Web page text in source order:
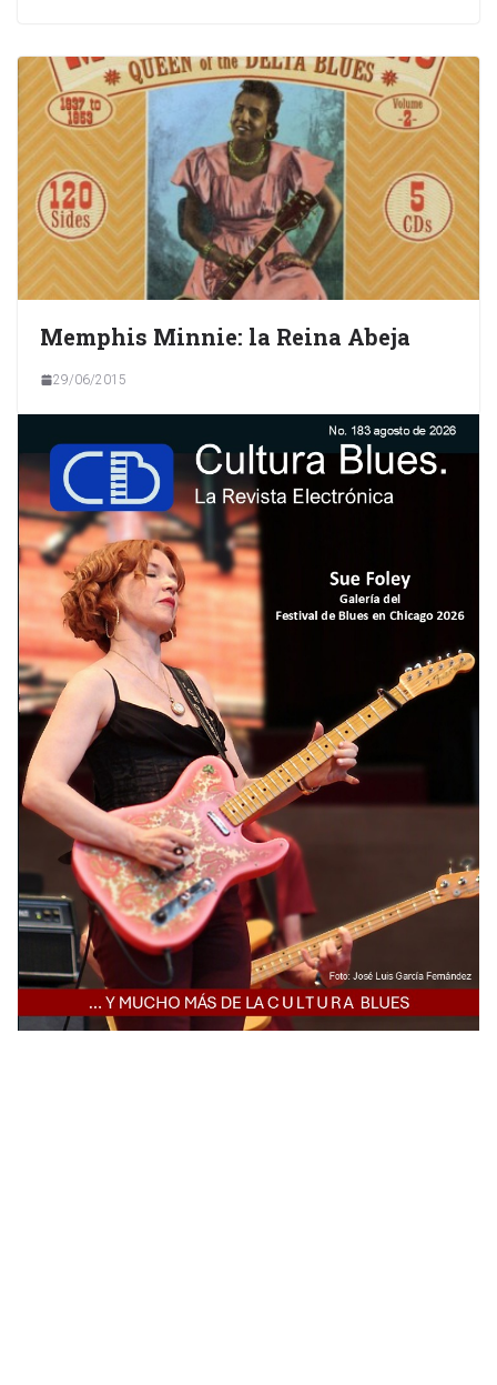
Memphis Minnie: la Reina Abeja
29/06/2015